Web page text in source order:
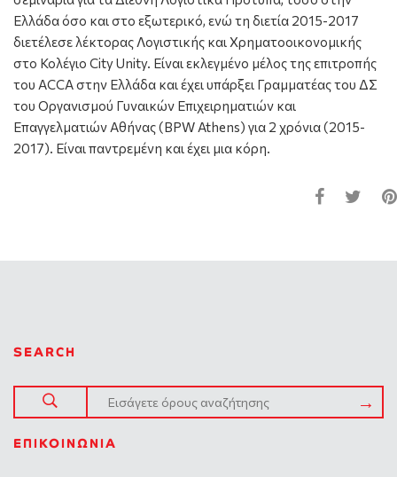
Ελλάδα όσο και στο εξωτερικό, ενώ τη διετία 2015-2017
διετέλεσε λέκτορας Λογιστικής και Χρηματοοικονομικής
στο Κολέγιο City Unity. Είναι εκλεγμένο μέλος της επιτροπής
του ACCA στην Ελλάδα και έχει υπάρξει Γραμματέας του ΔΣ
του Οργανισμού Γυναικών Επιχειρηματιών και
Επαγγελματιών Αθήνας (BPW Athens) για 2 χρόνια (2015-
2017). Είναι παντρεμένη και έχει μια κόρη.
SEARCH
ΕΠΙΚΟΙΝΩΝΊΑ